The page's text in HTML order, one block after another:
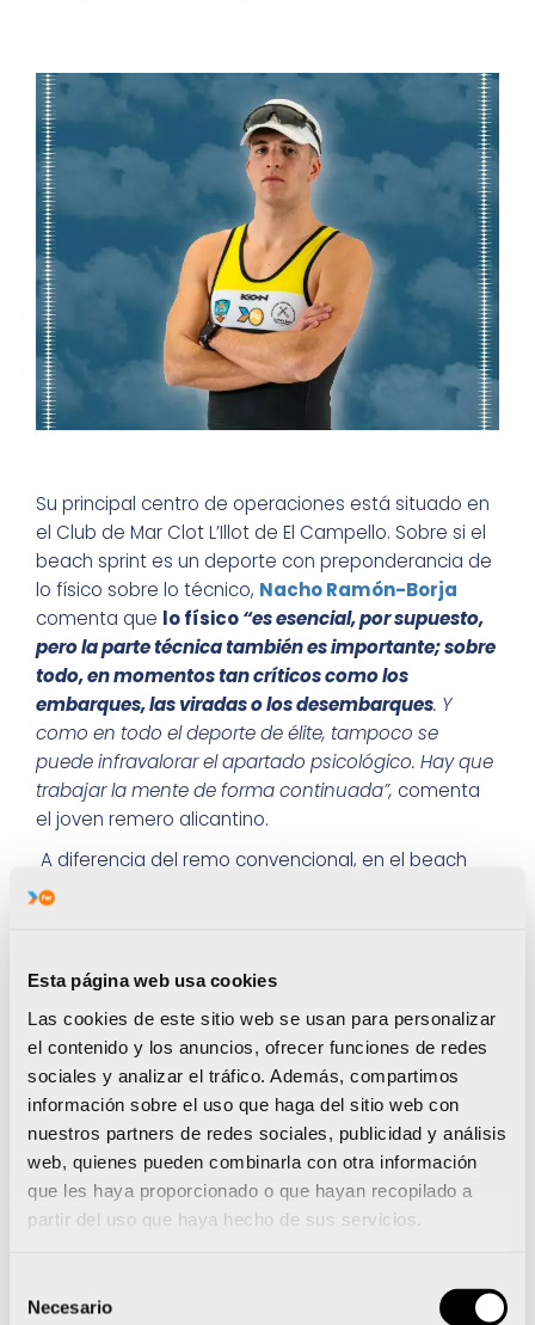
Esta página web usa cookies
Las cookies de este sitio web se usan para personalizar
el contenido y los anuncios, ofrecer funciones de redes
sociales y analizar el tráfico. Además, compartimos
información sobre el uso que haga del sitio web con
nuestros partners de redes sociales, publicidad y análisis
web, quienes pueden combinarla con otra información
que les haya proporcionado o que hayan recopilado a
partir del uso que haya hecho de sus servicios.
Necesario
Su principal centro de operaciones está situado en
el Club de Mar Clot L’Illot de El Campello. Sobre si el
beach sprint es un deporte con preponderancia de
lo físico sobre lo técnico, Nacho Ramón-Borja
comenta que lo físico“es esencial, por supuesto,
pero la parte técnica también es importante; sobre
todo, en momentos tan críticos como los
embarques, las viradas o los desembarques. Y
como en todo el deporte de élite, tampoco se
puede infravalorar el apartado psicológico. Hay que
trabajar la mente de forma continuada”, comenta
el joven remero alicantino.
A diferencia del remo convencional, en el beach
sprint, por el momento, no hay una categoría
primer año como absoluto va a ser durísimo. Ya lo
Nacional equivale, por su impresionante nivel y
exigencia, a un pequeño Europeo o a un pequeño
Mundial. Pero no pienso acomplejarme por
enfrentarme a rivales tan cualificados”. De
momento, en el Selectivo celebrado hace unas
semanas en La Línea de la Concepción, del total de
20 participantes, Nacho Ramón-Borja se quedó a
las puertas de pasar a los cuartos de final.
nivel nacional
“su